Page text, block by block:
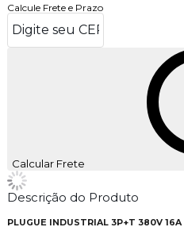
Calcule Frete e Prazo
Calcular Frete
Descrição do Produto
PLUGUE INDUSTRIAL 3P+T 380V